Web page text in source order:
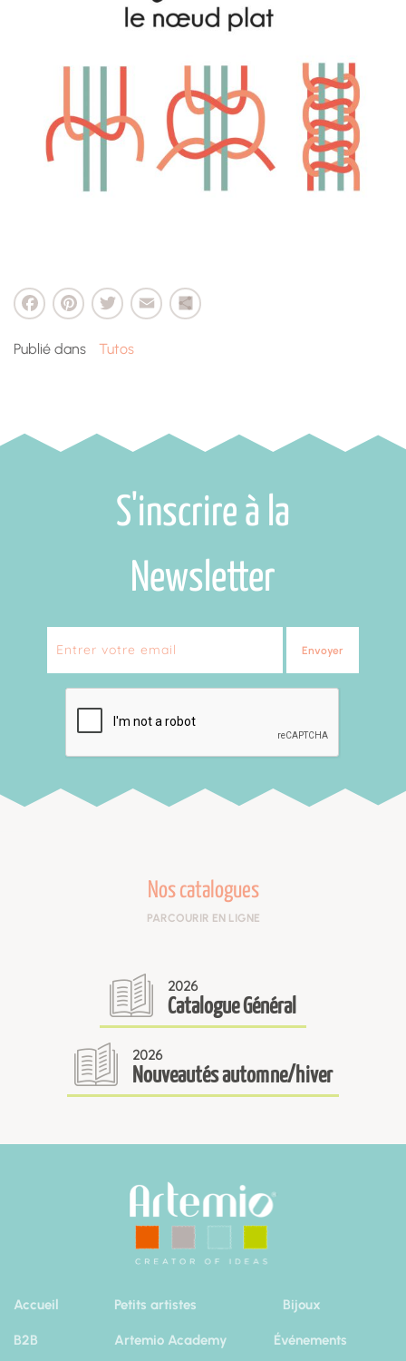
Pinterest
TwitterEmail
Partager
Publié dans Tutos
S'inscrire à la
Newsletter
Envoyer
Nos catalogues
PARCOURIR EN LIGNE
2026
Catalogue Général
2026
Nouveautés automne/hiver
Accueil
B2B
Petits artistes
Artemio Academy
Bijoux
Événements